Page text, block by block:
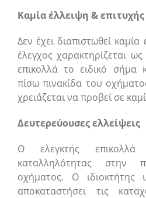
Καμία έλλειψη & επιτυχής
Δεν έχει διαπιστωθεί
έλεγχος χαρακτηρίζεται
επικολλά το ειδικό σήμα
πίσω πινακίδα του
χρειάζεται να προβεί σε
Δευτερεύουσες ελλείψεις
Ο ελεγκτής
καταλληλότητας στην
οχήματος. Ο ιδιοκτήτης
αποκαταστήσει τις